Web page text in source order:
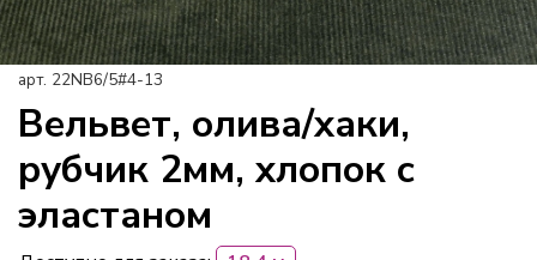
арт. 22NB6/5#4-13
Вельвет, олива/хаки,
рубчик 2мм, хлопок с
эластаном